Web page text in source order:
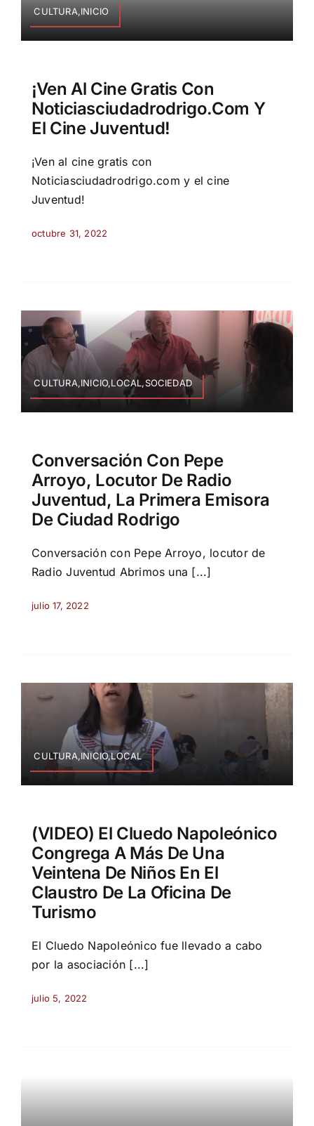
CULTURA,INICIO
¡Ven Al Cine Gratis Con
Noticiasciudadrodrigo.com Y
El Cine Juventud!
¡Ven al cine gratis con
Noticiasciudadrodrigo.com y el cine
Juventud!
octubre 31, 2022
CULTURA,INICIO,LOCAL,SOCIEDAD
Conversación Con Pepe
Arroyo, Locutor De Radio
Juventud, La Primera Emisora
De Ciudad Rodrigo
Conversación con Pepe Arroyo, locutor de
Radio Juventud Abrimos una [...]
julio 17, 2022
CULTURA,INICIO,LOCAL
(VIDEO) El Cluedo Napoleónico
Congrega A Más De Una
Veintena De Niños En El
Claustro De La Oficina De
Turismo
El Cluedo Napoleónico fue llevado a cabo
por la asociación [...]
julio 5, 2022